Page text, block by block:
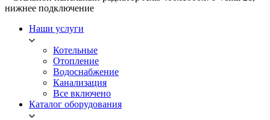
нижнее подключение
Наши услуги
Котельные
Отопление
Водоснабжение
Канализация
Все включено
Каталог оборудования